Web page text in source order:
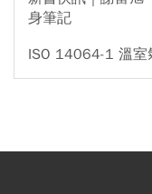
身筆記
ISO 14064-1 溫室